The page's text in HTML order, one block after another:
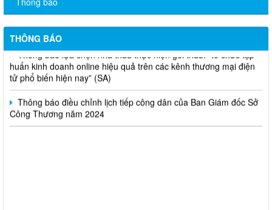
THÔNG BÁO
Thông báo lựa chọn nhà thầu thực hiện gói thầu: “tổ chức tập
huấn kinh doanh online hiệu quả trên các kênh thương mại điện
tử phổ biến hiện nay” (SA)
Thông báo điều chỉnh lịch tiếp công dân của Ban Giám đốc Sở
Công Thương năm 2024